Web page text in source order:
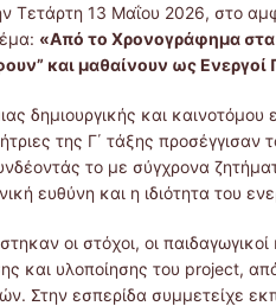
Τετάρτη 13 Μαΐου 2026, στο
«Από το Χρονογράφημα στα
και μαθαίνουν ως Ενεργοί
δημιουργικής και καινοτόμου
της Γ΄ τάξης
το με σύγχρονα
ευθύνη και η ιδιότητα του
οι στόχοι, οι παιδαγωγικοί
και υλοποίησης του project,
Στην εσπερίδα συμμετείχε